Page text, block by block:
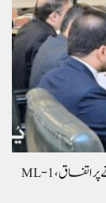
پاکستان اور جاپان میں ترقیاتی تعاون بڑھانے پر اتفاق، ML-1